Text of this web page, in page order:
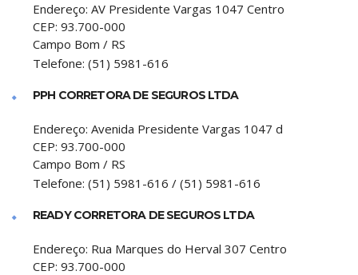
Endereço: AV Presidente Vargas 1047 Centro
CEP: 93.700-000
Campo Bom / RS
Telefone: (51) 5981-616
PPH CORRETORA DE SEGUROS LTDA
Endereço: Avenida Presidente Vargas 1047 d
CEP: 93.700-000
Campo Bom / RS
Telefone: (51) 5981-616 / (51) 5981-616
READY CORRETORA DE SEGUROS LTDA
Endereço: Rua Marques do Herval 307 Centro
CEP: 93.700-000